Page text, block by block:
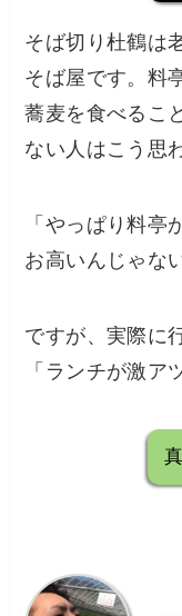
そば切り杜鶴は
そば屋です。料
蕎麦を食べるこ
ない人はこう思
「やっぱり料亭
お高いんじゃな
ですが、実際に
「ランチが激ア